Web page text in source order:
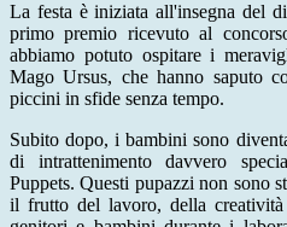
​​La festa è iniziata all'insegna del
primo premio ricevuto al
abbiamo potuto ospitare i
Mago Ursus, che hanno saputo
piccini in sfide senza tempo.
​Subito dopo, i bambini sono
di intrattenimento davvero
Puppets. Questi pupazzi non sono
il frutto del lavoro, della